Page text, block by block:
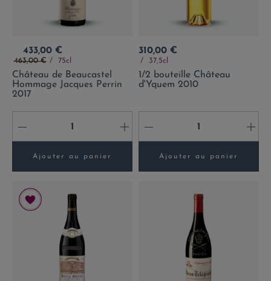
Prix
433,00 €
Prix de base
463,00 € 75cl
Château de Beaucastel
Hommage Jacques Perrin
2017
- +
Ajouter au panier
Prix
310,00 €
37,5cl
1/2 bouteille Château
d'Yquem 2010
- +
Ajouter au panier